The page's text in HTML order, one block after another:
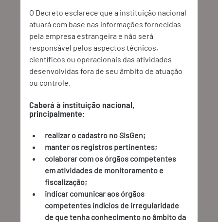
O Decreto esclarece que a instituição nacional
atuará com base nas informações fornecidas
pela empresa estrangeira e não será
responsável pelos aspectos técnicos,
científicos ou operacionais das atividades
desenvolvidas fora de seu âmbito de atuação
ou controle.
Caberá à instituição nacional,
principalmente:
realizar o cadastro no SisGen;
manter os registros pertinentes;
colaborar com os órgãos competentes
em atividades de monitoramento e
fiscalização;
indicar comunicar aos órgãos
competentes indícios de irregularidade
de que tenha conhecimento no âmbito da